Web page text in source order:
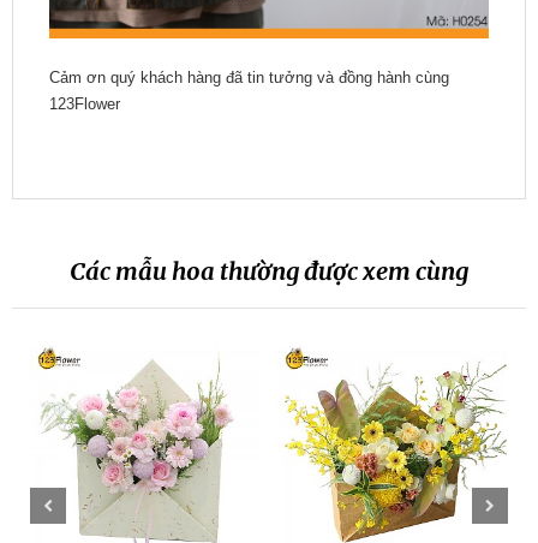
Cảm ơn quý khách hàng đã tin tưởng và đồng hành cùng
123Flower
Các mẫu hoa thường được xem cùng